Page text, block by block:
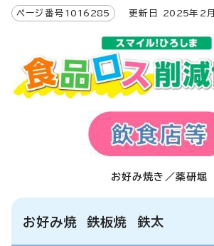
ページ番号 1016285 更新日 2025年2月
お好み焼き／薬研堀
お好み焼 鉄板焼 鉄太